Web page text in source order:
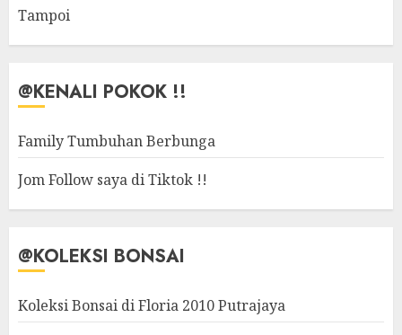
Tampoi
@KENALI POKOK !!
Family Tumbuhan Berbunga
Jom Follow saya di Tiktok !!
@KOLEKSI BONSAI
Koleksi Bonsai di Floria 2010 Putrajaya